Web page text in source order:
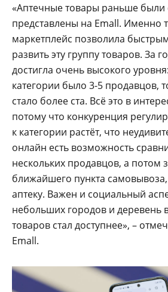
«Аптечные товары раньше были
представлены на Emall. Именно
маркетплейс позволила
развить эту группу товаров. За
достигла очень высокого
категории было 3-5 продавцов,
стало более ста. Всё это в
потому что конкуренция
к категории растёт, что
онлайн есть возможность
нескольких продавцов, а потом
ближайшего пункта самовывоза,
аптеку. Важен и социальный
небольших городов и деревень
товаров стал доступнее», –
Emall.